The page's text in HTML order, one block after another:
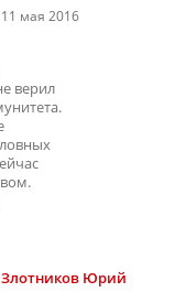
11 мая 2016
верил
Злотников Юрий